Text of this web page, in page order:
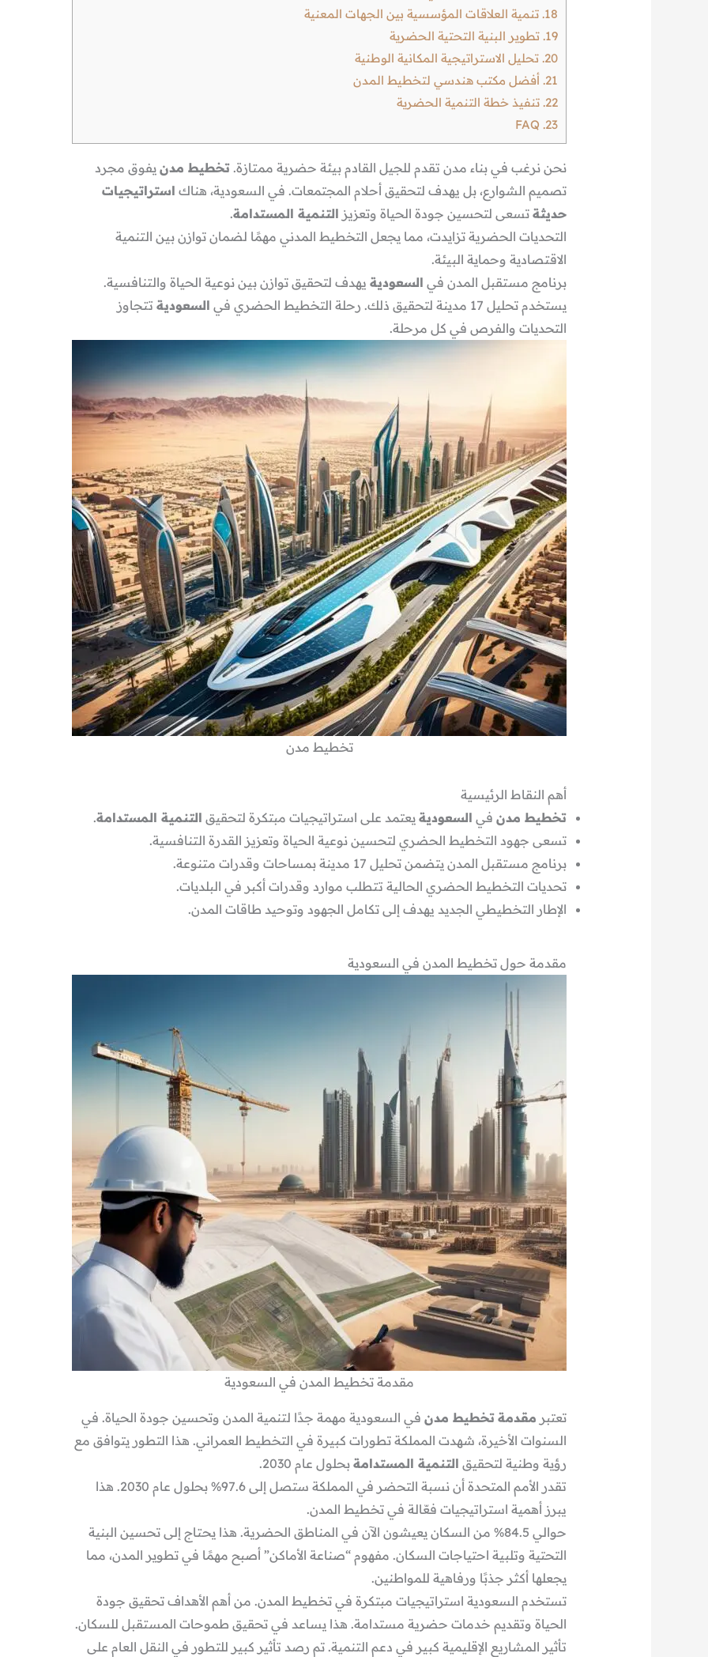
18. تنمية العلاقات المؤسسية بين الجهات المعنية
19. تطوير البنية التحتية الحضرية
20. تحليل الاستراتيجية المكانية الوطنية
21. أفضل مكتب هندسي لتخطيط المدن
22. تنفيذ خطة التنمية الحضرية
23.
نحن نرغب في بناء مدن تقدم للجيل القادم بيئة حضرية ممتازة. تخطيط مدنيفوق مجرد
تصميم الشوارع، بل يهدف لتحقيق أحلام المجتمعات. في السعودية، هناك استراتيجيات
حديثةتسعى لتحسين جودة الحياة وتعزيز التنمية المستدامة.
التحديات الحضرية تزايدت، مما يجعل التخطيط المدني مهمًا لضمان توازن بين التنمية
الاقتصادية وحماية البيئة.
برنامج مستقبل المدن في السعوديةيهدف لتحقيق توازن بين نوعية الحياة والتنافسية.
يستخدم تحليل 17 مدينة لتحقيق ذلك. رحلة التخطيط الحضري في
السعوديةتتجاوز
التحديات والفرص في كل مرحلة.
تخطيط مدن
أهم النقاط الرئيسية
تخطيط مدنفي السعوديةيعتمد على استراتيجيات مبتكرة لتحقيق التنمية المستدامة.
تسعى جهود التخطيط الحضري لتحسين نوعية الحياة وتعزيز القدرة التنافسية.
برنامج مستقبل المدن يتضمن تحليل 17 مدينة بمساحات وقدرات متنوعة.
تحديات التخطيط الحضري الحالية تتطلب موارد وقدرات أكبر في البلديات.
الإطار التخطيطي الجديد يهدف إلى تكامل الجهود وتوحيد طاقات المدن.
مقدمة حول تخطيط المدن في السعودية
مقدمة تخطيط المدن في السعودية
تعتبر مقدمة تخطيط مدنفي السعودية مهمة جدًا لتنمية المدن وتحسين جودة الحياة. في
السنوات الأخيرة، شهدت المملكة تطورات كبيرة في التخطيط العمراني. هذا التطور يتوافق مع
رؤية وطنية لتحقيق التنمية المستدامةبحلول عام 2030.
تقدر الأمم المتحدة أن نسبة التحضر في المملكة ستصل إلى 97.6% بحلول عام 2030. هذا
يبرز أهمية استراتيجيات فعّالة في تخطيط المدن.
حوالي 84.5% من السكان يعيشون الآن في المناطق الحضرية. هذا يحتاج إلى تحسين البنية
التحتية وتلبية احتياجات السكان. مفهوم “صناعة الأماكن” أصبح مهمًا في تطوير المدن، مما
يجعلها أكثر جذبًا ورفاهية للمواطنين.
تستخدم السعودية استراتيجيات مبتكرة في تخطيط المدن. من أهم الأهداف تحقيق جودة
الحياة وتقديم خدمات حضرية مستدامة. هذا يساعد في تحقيق طموحات المستقبل للسكان.
تأثير المشاريع الإقليمية كبير في دعم التنمية. تم رصد تأثير كبير للتطور في النقل العام على